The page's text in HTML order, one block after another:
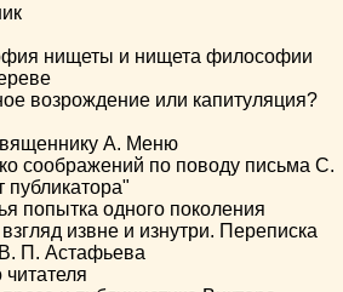
нищеты и нищета философии
возрождение или капитуляция?
А. Меню
соображений по поводу письма С.
публикатора"
попытка одного поколения
извне и изнутри. Переписка
П. Астафьева